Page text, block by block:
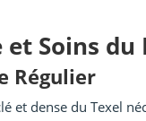
et Soins du
Régulier
et dense du Texel